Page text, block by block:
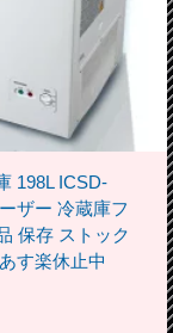
198L ICSD-
ザー 冷蔵庫フ
保存 ストック
す楽休止中